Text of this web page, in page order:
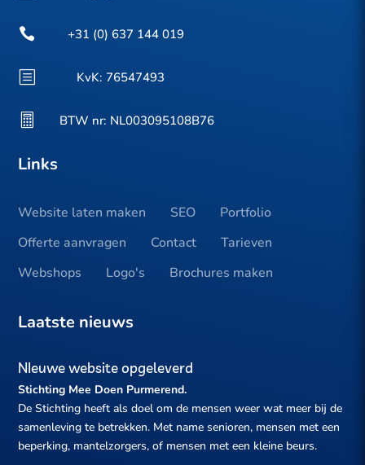
 +31 (0) 637 144 019
b KvK: 76547493
 BTW nr: NL003095108B76
Links
Website laten maken SEO
Portfolio
Offerte aanvragen
Contact
Tarieven
Webshops
Logo's Brochures maken
Laatste nieuws
NIeuwe website opgeleverd
Stichting Mee Doen Purmerend.
De Stichting heeft als doel om de mensen weer wat meer bij de
samenleving te betrekken. Met name senioren, mensen met een
beperking, mantelzorgers, of mensen met een kleine beurs.